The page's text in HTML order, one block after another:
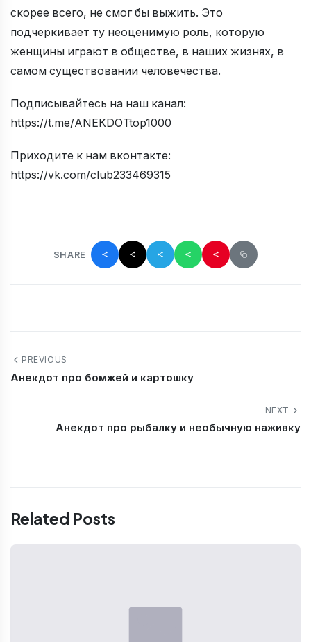
скорее всего, не смог бы выжить. Это
подчеркивает ту неоценимую роль, которую
женщины играют в обществе, в наших жизнях, в
самом существовании человечества.
Подписывайтесь на наш канал:
https://t.me/ANEKDOTtop1000
Приходите к нам вконтакте:
https://vk.com/club233469315
SHARE
PREVIOUS
Анекдот про бомжей и картошку
NEXT
Анекдот про рыбалку и необычную наживку
Related Posts